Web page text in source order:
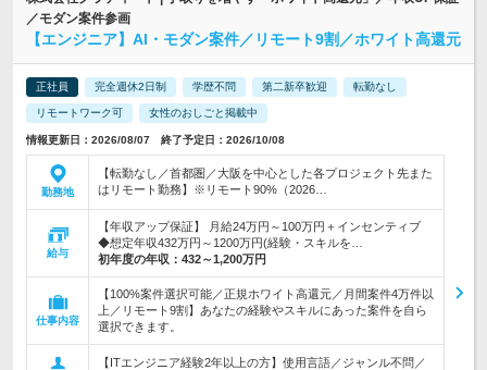
／モダン案件参画
【エンジニア】AI・モダン案件／リモート9割／ホワイト高還元
正社員 完全週休2日制 学歴不問 第二新卒歓迎 転勤なし
リモートワーク可 女性のおしごと掲載中
情報更新日：2026/08/07 終了予定日：2026/10/08
勤務地
【転勤なし／首都圏／大阪を中心とした各プロジェクト先また
はリモート勤務】※リモート90%（2026…
給与
【年収アップ保証】 月給24万円～100万円＋インセンティブ
◆想定年収432万円～1200万円(経験・スキルを…
初年度の年収： 432～1,200万円
仕事内容
【100%案件選択可能／正規ホワイト高還元／月間案件4万件以
上／リモート9割】あなたの経験やスキルにあった案件を自ら
選択できます。
【ITエンジニア経験2年以上の方】使用言語／ジャンル不問／